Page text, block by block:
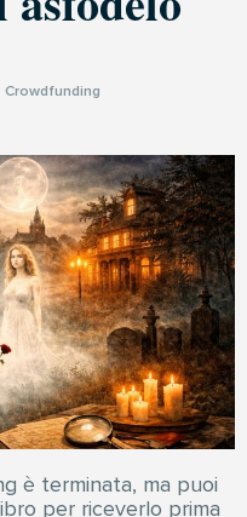
Crowdfunding
è terminata, ma puoi
per riceverlo prima